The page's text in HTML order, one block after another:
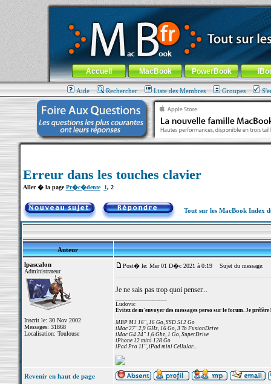
MacBook-fr.com : 100% Apple... 100% nomade !
Aller au contenu-Aller au menu général-Aller au menu de
Menu général
Accueil MacBook PowerBook
Aide Rechercher Liste des Membres Groupes
Erreur dans les touches clavier
Aller � la pagePr�c�dente 1, 2
Tout sur les MacBook Index
Auteur
lpascalon
Administrateur
Inscrit le: 30 Nov 2002
Messages: 31868
Localisation: Toulouse
Post� le: Mer 01 D�c 2021 à 0:19 Sujet du message:
Je ne sais pas trop quoi penser...
Ludovic
Evitez de m'envoyer des messages perso sur le forum. Je préfère
MBP M1 16", 16 Go, SSD 512 Go
iMac 27" 2,9 GHz, 16 Go, 3 To FusionDrive
iMac G4 24" 1,6 Ghz, 1 Go, SuperDrive
iPhone 12 mini 128 Go
iPad Pro 11", iPad mini Cellular...
Revenir en haut de page